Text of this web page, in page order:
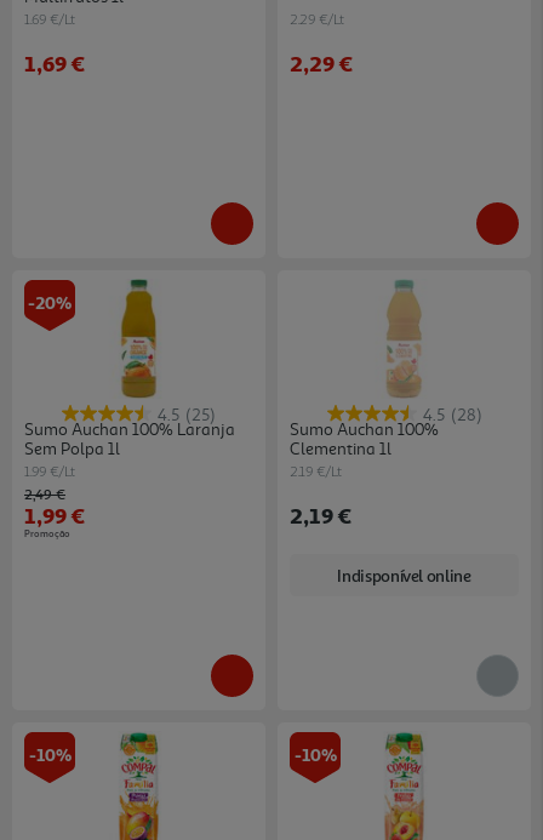
1.69 €/Lt
1,69 €
2.29 €/Lt
2,29 €
-20%
4.5 (25)
Sumo Auchan 100% Laranja
Sem Polpa 1l
1.99 €/Lt
Price reduced from
2,49 €to
1,99 €
Promoção
4.5 (28)
Sumo Auchan 100%
Clementina 1l
2.19 €/Lt
2,19 €
Indisponível online
-10% -10%